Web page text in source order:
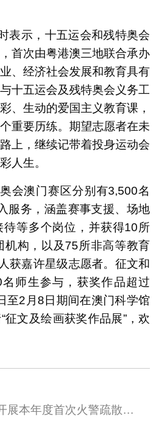
表示，十五运会和残特奥会
首次由粤港澳三地联合承办
、经济社会发展和教育具有
十五运会及残特奥会义务工
、生动的爱国主义教育课，
重要历练。期望志愿者在未
上，继续记带着投身运动会
人生。
会澳门赛区分别有3,500名
服务，涵盖赛事支援、场地
待等多个岗位，并获得10所
机构，以及75所非高等教育
获嘉许星级志愿者。征文和
师生参与，获奖作品超过
至2月8日期间在澳门科学馆
征文及绘画获奖作品展”，欢
展本年度首次火警疏散演